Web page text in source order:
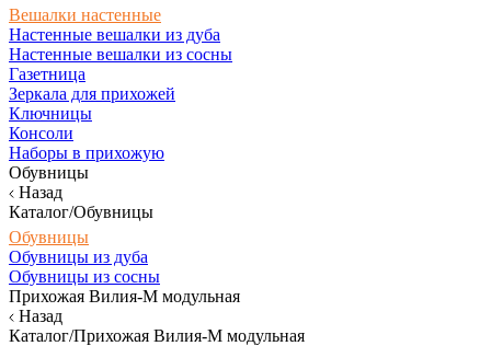
Вешалки настенные
Настенные вешалки из дуба
Настенные вешалки из сосны
Газетница
Зеркала для прихожей
Ключницы
Консоли
Наборы в прихожую
Обувницы
Назад
Каталог/Обувницы
Обувницы
Обувницы из дуба
Обувницы из сосны
Прихожая Вилия-М модульная
Назад
Каталог/Прихожая Вилия-М модульная